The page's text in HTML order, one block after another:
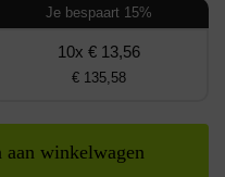
Je bespaart 15%
10x € 13,56
€ 135,58
aan winkelwagen